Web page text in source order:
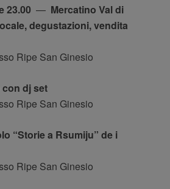
23.00 — Mercatino Val di
degustazioni, vendita
Ripe San Ginesio
dj set
Ripe San Ginesio
“Storie a Rsumiju” de i
Ripe San Ginesio